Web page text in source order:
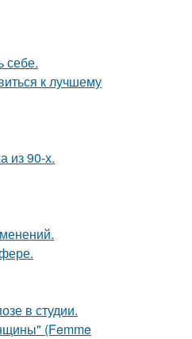
себе.
к лучшему
из 90-х.
в студии.
(Femme